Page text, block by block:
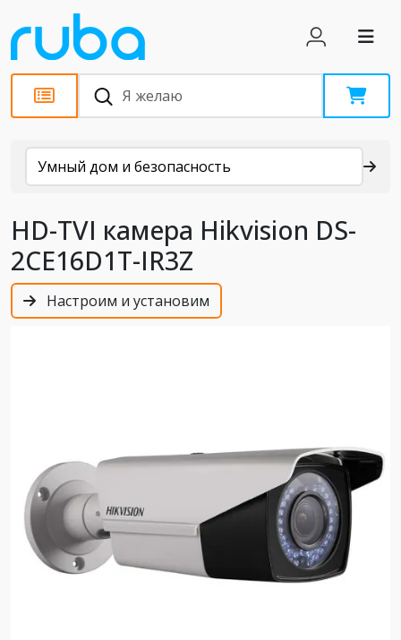
Каталог
Умный дом и безопасность
HD-TVI камера Hikvision DS-
2CE16D1T-IR3Z
Настроим и установим